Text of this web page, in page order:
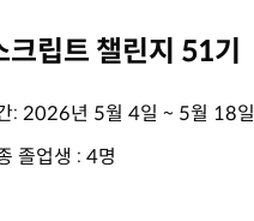
크립트 챌린지 51기
: 2026년 5월 4일 ~ 5월 18일
졸업생 : 4명